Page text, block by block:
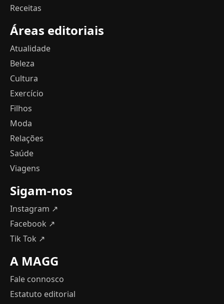
Receitas
Áreas editoriais
Atualidade
Beleza
Cultura
Exercício
Filhos
Moda
Relações
Saúde
Viagens
Sigam-nos
Instagram ↗
Facebook ↗
Tik Tok ↗
A MAGG
Fale connosco
Estatuto editorial